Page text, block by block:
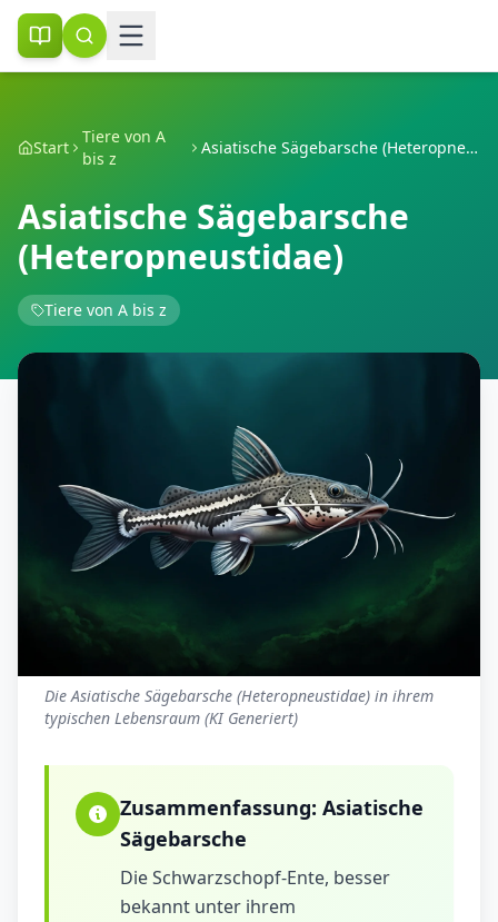
Start
Tiere von A
bis z
Asiatische Sägebarsche (Heteropneustidae)
Asiatische Sägebarsche
(Heteropneustidae)
Tiere von A bis z
Die Asiatische Sägebarsche (Heteropneustidae) in ihrem
typischen Lebensraum (KI Generiert)
Zusammenfassung: Asiatische
Sägebarsche
Die Schwarzschopf-Ente, besser
bekannt unter ihrem